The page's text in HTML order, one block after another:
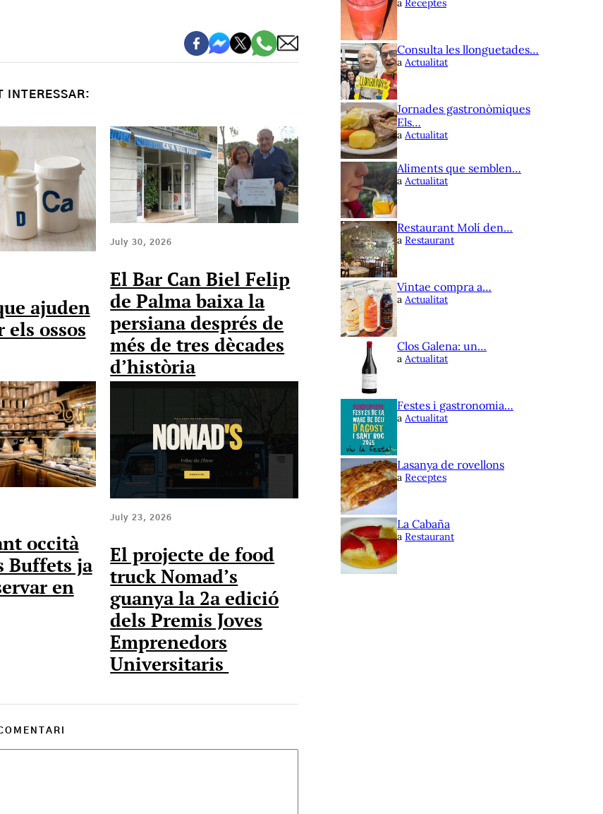
INTERESSAR:
ajuden
ossos
July 30, 2026
El Bar Can Biel Felip
de Palma baixa la
persiana després de
més de tres dècades
d’història
occità
Buffets ja
en
July 23, 2026
El projecte de food
truck Nomad’s
guanya la 2a edició
dels Premis Joves
Emprenedors
Universitaris
a Receptes
Consulta les llonguetades…
a Actualitat
Jornades gastronòmiques
Els…
a Actualitat
Aliments que semblen…
a Actualitat
Restaurant Molí den…
a Restaurant
Vintae compra a…
a Actualitat
Clos Galena: un…
a Actualitat
Festes i gastronomia…
a Actualitat
Lasanya de rovellons
a Receptes
La Cabaña
a Restaurant